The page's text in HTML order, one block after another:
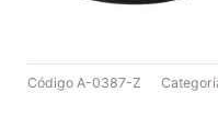
Código A-0387-Z